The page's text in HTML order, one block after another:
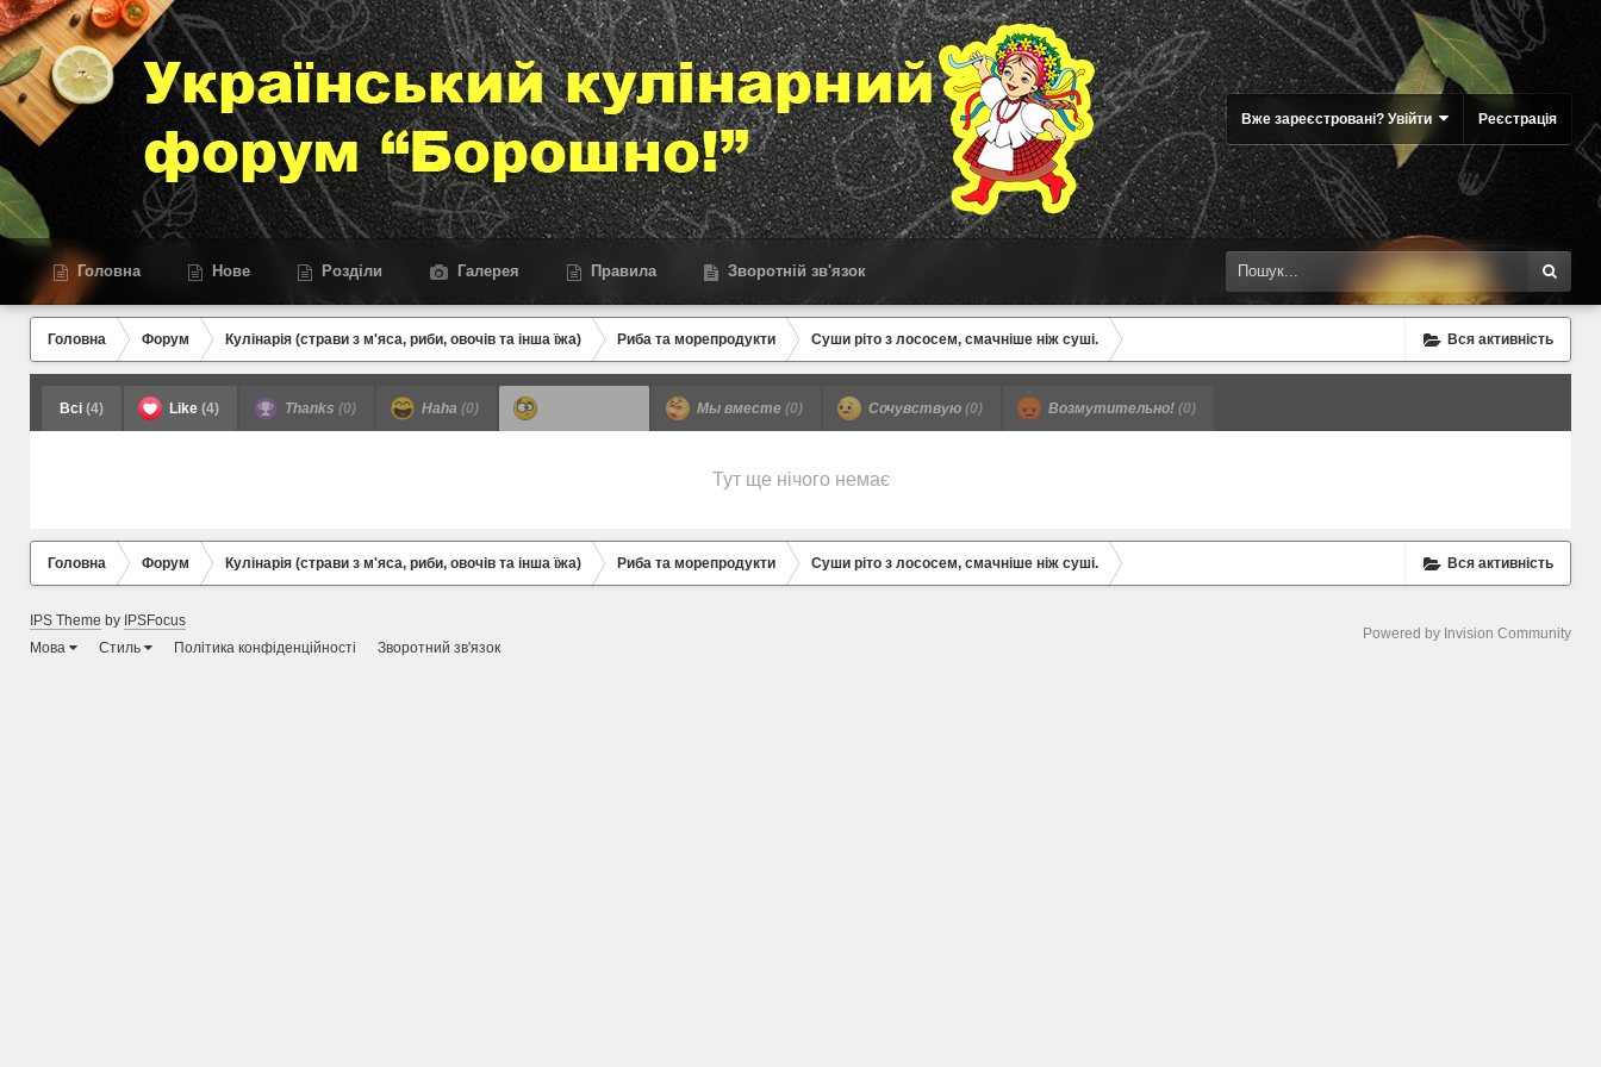
Вже зареєстровані? Увійти Реєстрація
Головна Нове Розділи Галерея Правила Зворотній зв'язок
Вся активність
Головна Форум Кулінарія (страви з м'яса, риби, овочів та інша їжа) Риба та морепродукти Суши ріто з лососем, смачніше ніж суші.
Всі (4) Like (4) Thanks (0) Haha (0) Мы вместе (0) Сочувствую (0) Возмутительно! (0)
Тут ще нічого немає
Вся активність
Головна Форум Кулінарія (страви з м'яса, риби, овочів та інша їжа) Риба та морепродукти Суши ріто з лососем, смачніше ніж суші.
IPS Theme by IPSFocus
Мова
Стиль Політика конфіденційності Зворотний зв'язок
Powered by Invision Community